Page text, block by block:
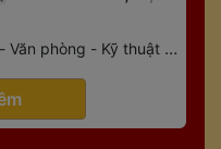
Văn phòng - Kỹ thuật -